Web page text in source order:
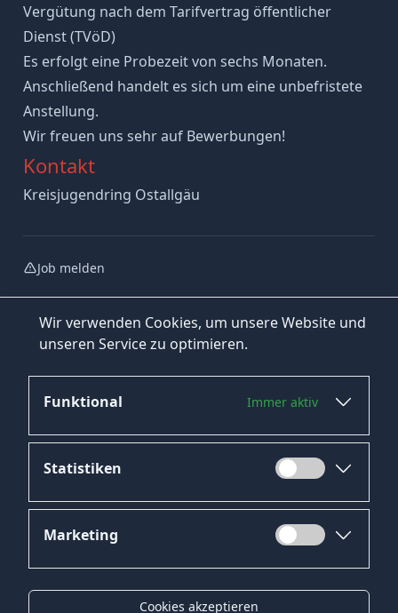
Wir verwenden Cookies, um unsere Website und
unseren Service zu optimieren.
Funktional Immer aktiv
Statistiken
Marketing
Cookies akzeptieren
Vergütung nach dem Tarifvertrag öffentlicher
Dienst (TVöD)
Es erfolgt eine Probezeit von sechs Monaten.
Anschließend handelt es sich um eine unbefristete
Anstellung.
Wir freuen uns sehr auf Bewerbungen!
Kontakt
Kreisjugendring Ostallgäu
Job melden
Jetzt bewerben
Datenschutz
Impressum